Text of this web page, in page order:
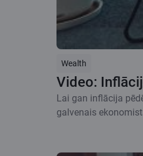
Wealth
Video:
Lai gan inflācija
galvenais